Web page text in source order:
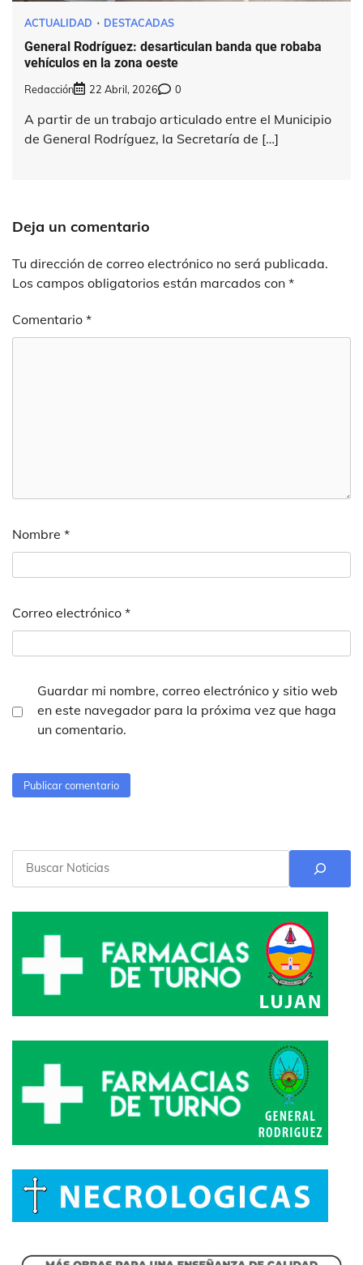
ACTUALIDAD DESTACADAS
General Rodríguez: desarticulan banda que robaba
vehículos en la zona oeste
Redacción 22 Abril, 2026 0
A partir de un trabajo articulado entre el Municipio
de General Rodríguez, la Secretaría de […]
Deja un comentario
Tu dirección de correo electrónico no será publicada.
Los campos obligatorios están marcados con *
Comentario *
Nombre *
Correo electrónico *
Guardar mi nombre, correo electrónico y sitio web
en este navegador para la próxima vez que haga
un comentario.